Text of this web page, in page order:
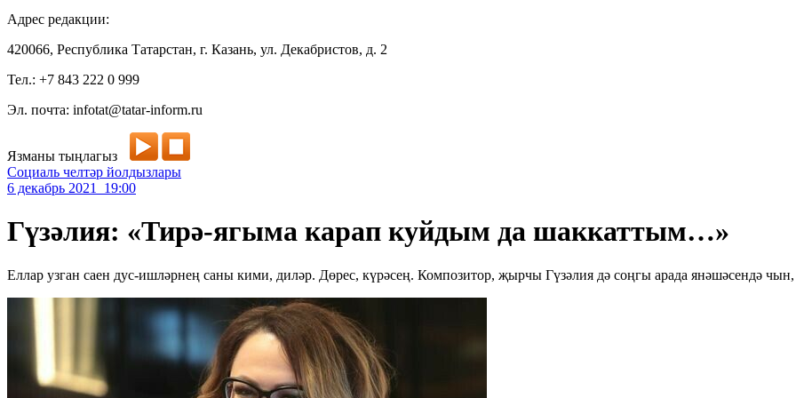
Адрес редакции:
420066, Республика Татарстан, г. Казань, ул. Декабристов, д. 2
Тел.: +7 843 222 0 999
Эл. почта: infotat@tatar-inform.ru
Язманы тыңлагыз
Социаль челтәр йолдызлары
6 декабрь 2021 19:00
Гүзәлия: «Тирә-ягыма карап куйдым да шаккаттым…»
Еллар узган саен дус-ишләрнең саны кими, диләр. Дөрес, күрәсең. Композитор, җырчы Гүзәлия дә соңгы арада янәшәсендә